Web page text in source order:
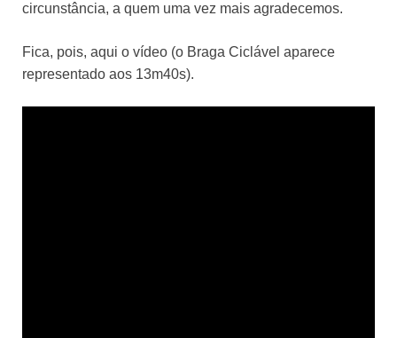
circunstância, a quem uma vez mais agradecemos.
Fica, pois, aqui o vídeo (o Braga Ciclável aparece
representado aos 13m40s).